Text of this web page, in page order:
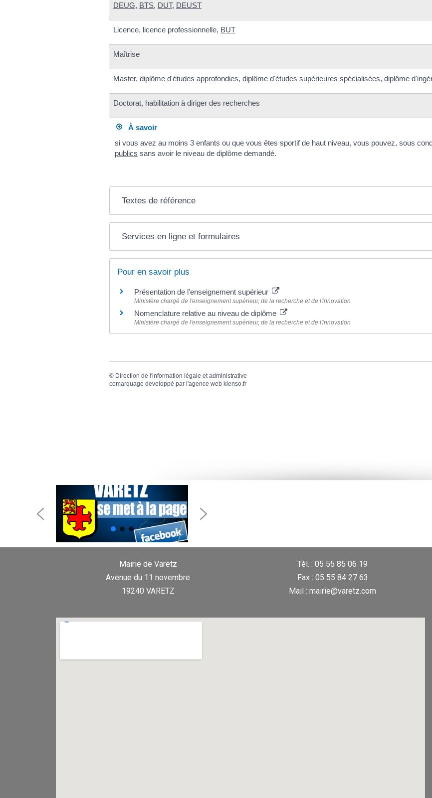
DEUG, BTS, DUT, DEUST
Licence, licence professionnelle, BUT
Maîtrise
Master, diplôme d'études approfondies, diplôme d'études supérieures spécialisées, diplôme
Doctorat, habilitation à diriger des recherches
À savoir
si vous avez au moins 3 enfants ou que vous êtes sportif de haut niveau, vous pouvez, sous
publics sans avoir le niveau de diplôme demandé.
Textes de référence
Services en ligne et formulaires
Pour en savoir plus
Présentation de l'enseignement supérieur
Ministère chargé de l'enseignement supérieur, de la recherche et de l'innovation
Nomenclature relative au niveau de diplôme
Ministère chargé de l'enseignement supérieur, de la recherche et de l'innovation
© Direction de l'information légale et administrative
comarquage developpé par l'agence web kienso.fr
Mairie de Varetz
Avenue du 11 novembre
19240 VARETZ
Tél. : 05 55 85 06 19
Fax : 05 55 84 27 63
Mail : mairie@varetz.com